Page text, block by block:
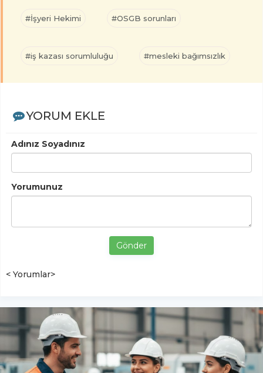
#İşyeri Hekimi #OSGB sorunları
#iş kazası sorumluluğu #mesleki bağımsızlık
YORUM EKLE
Adınız Soyadınız
Yorumunuz
Gönder
< Yorumlar>